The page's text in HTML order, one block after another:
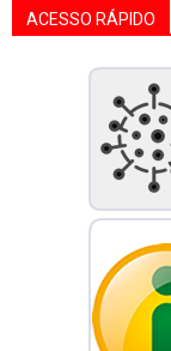
ACESSO RÁPIDO